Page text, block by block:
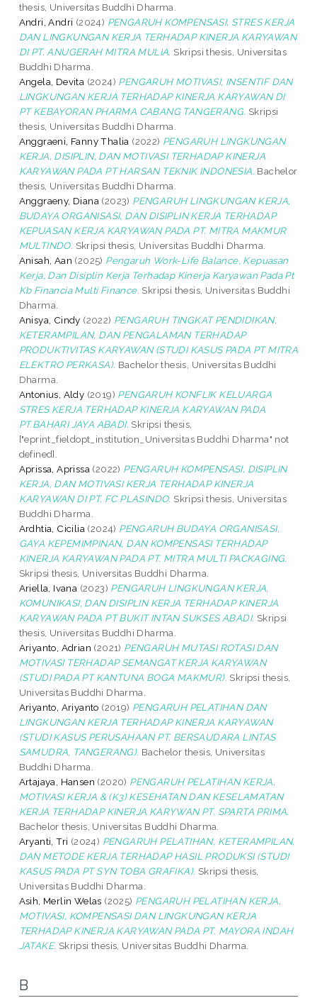
thesis, Universitas Buddhi Dharma.
Andri, Andri (2024) PENGARUH KOMPENSASI, STRES KERJA
DAN LINGKUNGAN KERJA TERHADAP KINERJA KARYAWAN
DI PT. ANUGERAH MITRA MULIA. Skripsi thesis, Universitas
Buddhi Dharma.
Angela, Devita (2024) PENGARUH MOTIVASI, INSENTIF DAN
LINGKUNGAN KERJA TERHADAP KINERJA KARYAWAN DI
PT KEBAYORAN PHARMA CABANG TANGERANG. Skripsi
thesis, Universitas Buddhi Dharma.
Anggraeni, Fanny Thalia (2022) PENGARUH LINGKUNGAN
KERJA, DISIPLIN, DAN MOTIVASI TERHADAP KINERJA
KARYAWAN PADA PT HARSAN TEKNIK INDONESIA. Bachelor
thesis, Universitas Buddhi Dharma.
Anggraeny, Diana (2023) PENGARUH LINGKUNGAN KERJA,
BUDAYA ORGANISASI, DAN DISIPLIN KERJA TERHADAP
KEPUASAN KERJA KARYAWAN PADA PT. MITRA MAKMUR
MULTINDO. Skripsi thesis, Universitas Buddhi Dharma.
Anisah, Aan (2025) Pengaruh Work-Life Balance, Kepuasan
Kerja, Dan Disiplin Kerja Terhadap Kinerja Karyawan Pada Pt
Kb Financia Multi Finance. Skripsi thesis, Universitas Buddhi
Dharma.
Anisya, Cindy (2022) PENGARUH TINGKAT PENDIDIKAN,
KETERAMPILAN, DAN PENGALAMAN TERHADAP
PRODUKTIVITAS KARYAWAN (STUDI KASUS PADA PT MITRA
ELEKTRO PERKASA). Bachelor thesis, Universitas Buddhi
Dharma.
Antonius, Aldy (2019) PENGARUH KONFLIK KELUARGA
STRES KERJA TERHADAP KINERJA KARYAWAN PADA
PT.BAHARI JAYA ABADI. Skripsi thesis,
["eprint_fieldopt_institution_Universitas Buddhi Dharma" not
defined].
Aprissa, Aprissa (2022) PENGARUH KOMPENSASI, DISIPLIN
KERJA, DAN MOTIVASI KERJA TERHADAP KINERJA
KARYAWAN DI PT. FC PLASINDO. Skripsi thesis, Universitas
Buddhi Dharma.
Ardhtia, Cicilia (2024) PENGARUH BUDAYA ORGANISASI,
GAYA KEPEMIMPINAN, DAN KOMPENSASI TERHADAP
KINERJA KARYAWAN PADA PT. MITRA MULTI PACKAGING.
Skripsi thesis, Universitas Buddhi Dharma.
Ariella, Ivana (2023) PENGARUH LINGKUNGAN KERJA,
KOMUNIKASI, DAN DISIPLIN KERJA TERHADAP KINERJA
KARYAWAN PADA PT BUKIT INTAN SUKSES ABADI. Skripsi
thesis, Universitas Buddhi Dharma.
Ariyanto, Adrian (2021) PENGARUH MUTASI ROTASI DAN
MOTIVASI TERHADAP SEMANGAT KERJA KARYAWAN
(STUDI PADA PT KANTUNA BOGA MAKMUR). Skripsi thesis,
Universitas Buddhi Dharma.
Ariyanto, Ariyanto (2019) PENGARUH PELATIHAN DAN
LINGKUNGAN KERJA TERHADAP KINERJA KARYAWAN
(STUDI KASUS PERUSAHAAN PT. BERSAUDARA LINTAS
SAMUDRA, TANGERANG). Bachelor thesis, Universitas
Buddhi Dharma.
Artajaya, Hansen (2020) PENGARUH PELATIHAN KERJA,
MOTIVASI KERJA & (K3) KESEHATAN DAN KESELAMATAN
KERJA TERHADAP KINERJA KARYWAN PT. SPARTA PRIMA.
Bachelor thesis, Universitas Buddhi Dharma.
Aryanti, Tri (2024) PENGARUH PELATIHAN, KETERAMPILAN,
DAN METODE KERJA TERHADAP HASIL PRODUKSI (STUDI
KASUS PADA PT SYN TOBA GRAFIKA). Skripsi thesis,
Universitas Buddhi Dharma.
Asih, Merlin Welas (2025) PENGARUH PELATIHAN KERJA,
MOTIVASI, KOMPENSASI DAN LINGKUNGAN KERJA
TERHADAP KINERJA KARYAWAN PADA PT. MAYORA INDAH
JATAKE. Skripsi thesis, Universitas Buddhi Dharma.
B